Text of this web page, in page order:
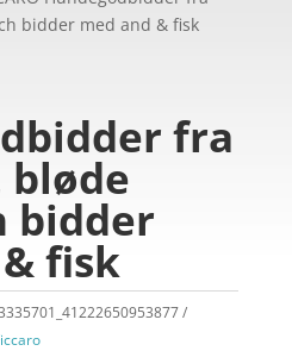
bidder med and & fisk
fra
bløde
bidder
fisk